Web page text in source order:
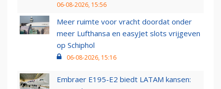
06-08-2026, 15:56
Meer ruimte voor vracht doordat onder
meer Lufthansa en easyJet slots vrijgeven
op Schiphol
06-08-2026, 15:16
Embraer E195-E2 biedt LATAM kansen: